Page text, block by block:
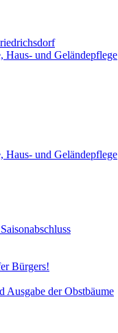
und Geländepflege
und Geländepflege
Bürgers!
Ausgabe der Obstbäume